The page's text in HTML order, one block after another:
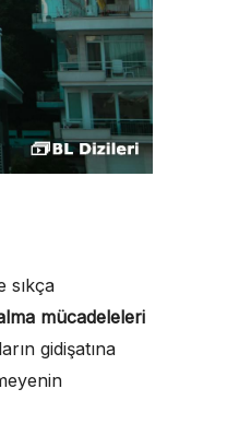
sıkça
mücadeleleri
gidişatına